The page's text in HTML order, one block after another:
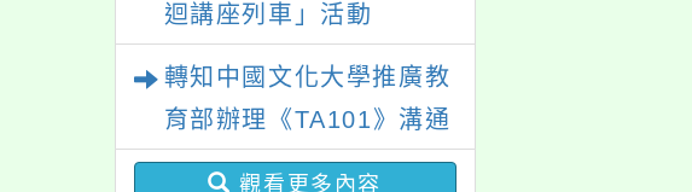
迴講座列車」活動
轉知中國文化大學推廣教
育部辦理《TA101》溝通
分析基礎認證課程，歡迎
觀看更多內容